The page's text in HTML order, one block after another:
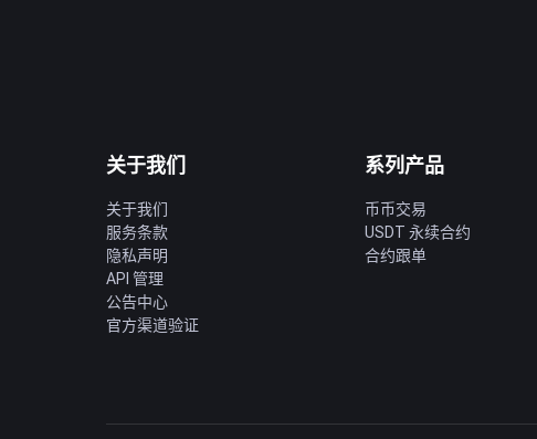
关于我们
关于我们
服务条款
隐私声明
API 管理
公告中心
官方渠道验证
系列产品
币币交易
USDT 永续合约
合约跟单